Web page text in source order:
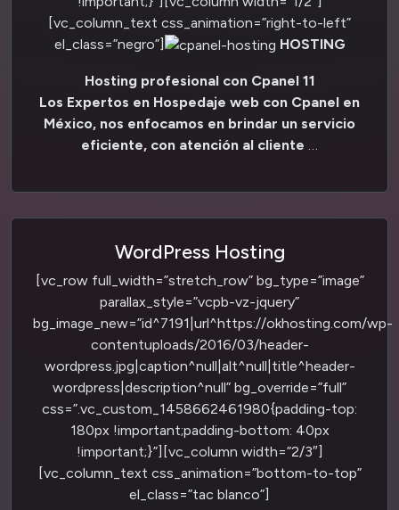
[vc_column_text css_animation=”right-to-left”
el_class=”negro”]
HOSTING
Hosting profesional con Cpanel 11
Los Expertos en Hospedaje web con Cpanel en
México, nos enfocamos en brindar un servicio
eficiente, con atención al cliente …
WordPress Hosting
[vc_row full_width=”stretch_row” bg_type=”image”
parallax_style=”vcpb-vz-jquery”
bg_image_new=”id^7191|url^https://okhosting.com/wp-
contentuploads/2016/03/header-
wordpress.jpg|caption^null|alt^null|title^header-
wordpress|description^null” bg_override=”full”
css=”.vc_custom_1458662461980{padding-top:
180px !important;padding-bottom: 40px
!important;}”][vc_column width=”2/3″]
[vc_column_text css_animation=”bottom-to-top”
el_class=”tac blanco”]